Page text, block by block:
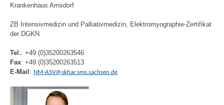
Krankenhaus Arnsdorf
ZB Intensivmedizin und Palliativmedizin,
Elektromyographie-Zertifikat
der DGKN
Tel.: +49 (0)35200263546
Fax: +49 (0)35200263513
E-Mail : NM-ASV@skhar.sms.sachsen.de